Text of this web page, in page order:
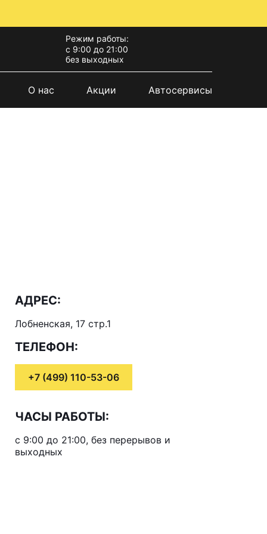
Режим работы:
с 9:00 до 21:00
без выходных
О нас Акции Автосервисы
АДРЕС:
Лобненская, 17 стр.1
ТЕЛЕФОН:
+7 (499) 110-53-06
ЧАСЫ РАБОТЫ:
с 9:00 до 21:00, без перерывов и
выходных